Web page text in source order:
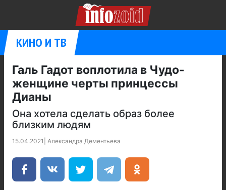
КИНО И ТВ
Галь Гадот воплотила в Чудо-
женщине черты принцессы
Дианы
Она хотела сделать образ более
близким людям
15.04.2021 Александра Дементьева